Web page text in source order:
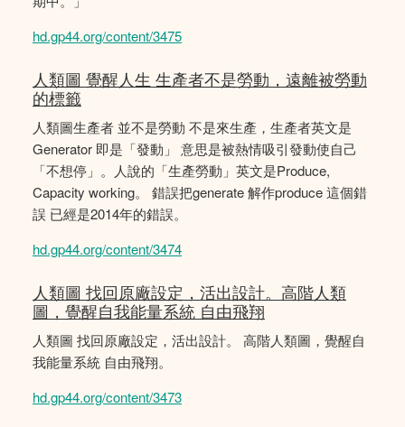
hd.gp44.org/content/3475
人類圖 覺醒人生 生產者不是勞動，遠離被勞動
的標籤
人類圖生產者 並不是勞動 不是來生產，生產者英文是
Generator 即是「發動」 意思是被熱情吸引發動使自己
「不想停」。人說的「生產勞動」英文是Produce,
Capacity working。 錯誤把generate 解作produce 這個錯
誤 已經是2014年的錯誤。
hd.gp44.org/content/3474
人類圖 找回原廠設定，活出設計。高階人類
圖，覺醒自我能量系統 自由飛翔
人類圖 找回原廠設定，活出設計。 高階人類圖，覺醒自
我能量系統 自由飛翔。
hd.gp44.org/content/3473